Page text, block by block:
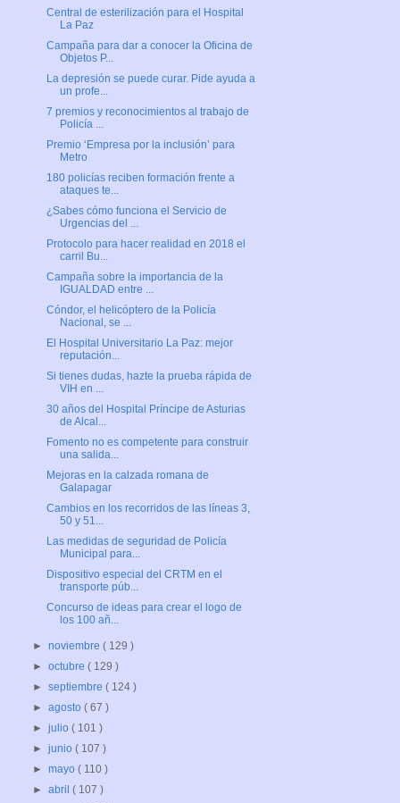
Central de esterilización para el Hospital
La Paz
Campaña para dar a conocer la Oficina de
Objetos P...
La depresión se puede curar. Pide ayuda a
un profe...
7 premios y reconocimientos al trabajo de
Policía ...
Premio ‘Empresa por la inclusión’ para
Metro
180 policías reciben formación frente a
ataques te...
¿Sabes cómo funciona el Servicio de
Urgencias del ...
Protocolo para hacer realidad en 2018 el
carril Bu...
Campaña sobre la importancia de la
IGUALDAD entre ...
Cóndor, el helicóptero de la Policía
Nacional, se ...
El Hospital Universitario La Paz: mejor
reputación...
Si tienes dudas, hazte la prueba rápida de
VIH en ...
30 años del Hospital Príncipe de Asturias
de Alcal...
Fomento no es competente para construir
una salida...
Mejoras en la calzada romana de
Galapagar
Cambios en los recorridos de las líneas 3,
50 y 51...
Las medidas de seguridad de Policía
Municipal para...
Dispositivo especial del CRTM en el
transporte púb...
Concurso de ideas para crear el logo de
los 100 añ...
►noviembre( 129 )
►octubre( 129 )
►septiembre( 124 )
►agosto( 67 )
►julio( 101 )
►junio( 107 )
►mayo( 110 )
►abril( 107 )